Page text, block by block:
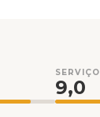
SERVIÇO
9,0